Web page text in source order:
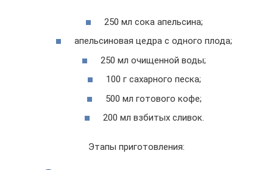
250 мл сока апельсина;
апельсиновая цедра с одного плода;
250 мл очищенной воды;
100 г сахарного песка;
500 мл готового кофе;
200 мл взбитых сливок.
Этапы приготовления: